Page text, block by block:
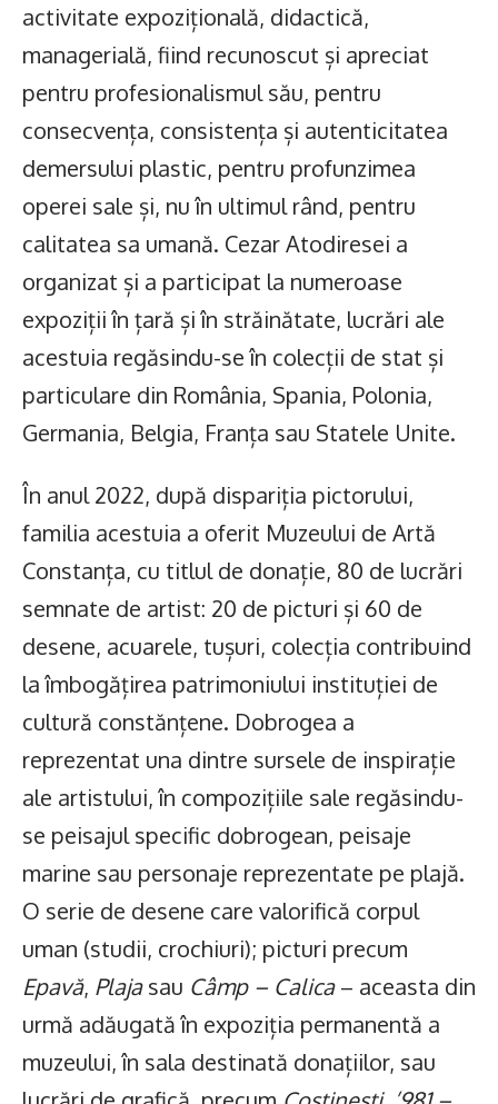
activitate expozițională, didactică,
managerială, fiind recunoscut și apreciat
pentru profesionalismul său, pentru
consecvența, consistența și autenticitatea
demersului plastic, pentru profunzimea
operei sale și, nu în ultimul rând, pentru
calitatea sa umană. Cezar Atodiresei a
organizat și a participat la numeroase
expoziții în țară și în străinătate, lucrări ale
acestuia regăsindu-se în colecții de stat și
particulare din România, Spania, Polonia,
Germania, Belgia, Franța sau Statele Unite.
În anul 2022, după dispariția pictorului,
familia acestuia a oferit Muzeului de Artă
Constanța, cu titlul de donație, 80 de lucrări
semnate de artist: 20 de picturi și 60 de
desene, acuarele, tușuri, colecția contribuind
la îmbogățirea patrimoniului instituției de
cultură constănțene. Dobrogea a
reprezentat una dintre sursele de inspirație
ale artistului, în compozițiile sale regăsindu-
se peisajul specific dobrogean, peisaje
marine sau personaje reprezentate pe plajă.
O serie de desene care valorifică corpul
uman (studii, crochiuri); picturi precum
Epavă, Plajasau Câmp – Calica– aceasta din
urmă adăugată în expoziția permanentă a
muzeului, în sala destinată donațiilor, sau